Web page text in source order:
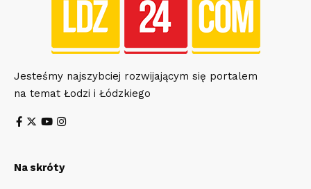
Jesteśmy najszybciej rozwijającym się portalem
na temat Łodzi i Łódzkiego
Na skróty